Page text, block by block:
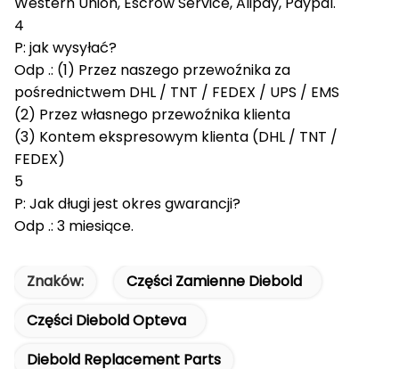
4
P: jak wysyłać?
Odp .: (1) Przez naszego przewoźnika za
pośrednictwem DHL / TNT / FEDEX / UPS / EMS
(2) Przez własnego przewoźnika klienta
(3) Kontem ekspresowym klienta (DHL / TNT /
FEDEX)
5
P: Jak długi jest okres gwarancji?
Odp .: 3 miesiące.
Znaków:
Części Zamienne Diebold
Części Diebold Opteva
Diebold Replacement Parts